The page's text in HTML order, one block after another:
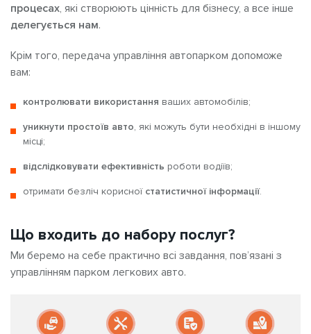
процесах, які створюють цінність для бізнесу, а все інше
делегується нам.
Крім того, передача управління автопарком допоможе
вам:
контролювати використання ваших автомобілів;
уникнути простоїв авто, які можуть бути необхідні в іншому
місці;
відслідковувати ефективність роботи водіїв;
отримати безліч корисної статистичної інформації.
Що входить до набору послуг?
Ми беремо на себе практично всі завдання, пов’язані з
управлінням парком легкових авто.